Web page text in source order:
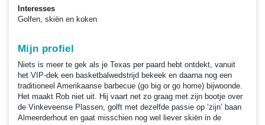
Interesses
Golfen, skiën en koken
Mijn profiel
Niets is meer te gek als je Texas per paard hebt ontdekt, vanuit
het VIP-dek een basketbalwedstrijd bekeek en daarna nog een
traditioneel Amerikaanse barbecue (go big or go home) bijwoonde.
Het maakt Rob niet uit. Hij vaart net zo graag met zijn bootje over
de Vinkeveense Plassen, golft met dezelfde passie op ‘zijn’ baan
Almeerderhout en gaat misschien nog wel liever skiën in de